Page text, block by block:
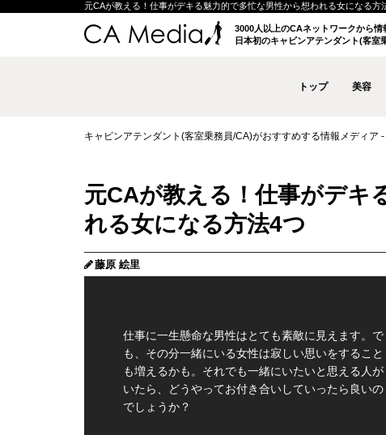
元CAが教える！仕事がデキる魅力的で多忙な男性から想われる女になる
3000人以上のCAネットワークから情
日本初のキャビンアテンダント(客
トップ 美容
キャビンアテンダント(客室乗務員/CA)がおすすめする情報メディア
元CAが教える！仕事がデキ
れる女になる方法4つ
藤原 絵里
仕事に一生懸命な男性はとても素敵に見えます。で
も、その分一緒にいる女性は寂しい思いをすること
も増えるかも。それでも一緒にいたいと思える人が
いたら、どうやってお付き合いしていったら良いの
でしょうか？